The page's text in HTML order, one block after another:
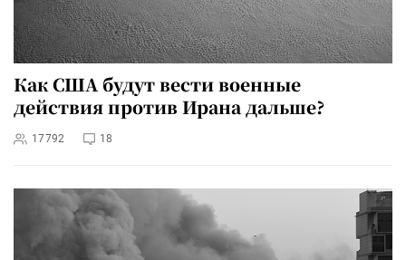
Как США будут вести военные
действия против Ирана дальше?
17792 18